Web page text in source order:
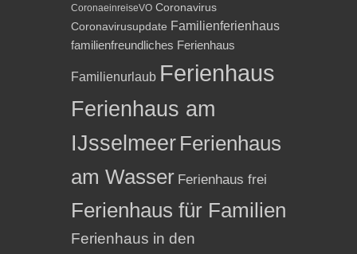
CoronaeinreiseVO Coronavirus
Coronavirusupdate Familienferienhaus
familienfreundliches Ferienhaus
Familienurlaub Ferienhaus
Ferienhaus am
IJsselmeer Ferienhaus
am Wasser Ferienhaus frei
Ferienhaus für Familien
Ferienhaus in den